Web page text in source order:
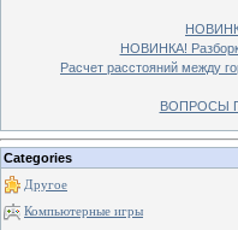
НОВИНКА!
Расчет расстояний между
ВОПРОСЫ
Categories
Другое
Компьютерные игры